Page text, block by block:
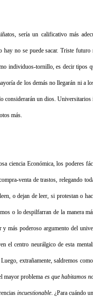
sería un calificativo más
hay no se puede sacar. Triste
individuos-tornillo, es decir tipos
de los demás no llegarán ni a
considerarán un dios.
más.
ciencia Económica, los poderes
venta de trastos, relegando
o dejan de leer, si protestan o
o lo despilfarran de la manera
más poderoso argumento del
el centro neurálgico de esta
extrañamente, saldremos
mayor problema es que habitamos
incuestionable. ¿Para cuándo